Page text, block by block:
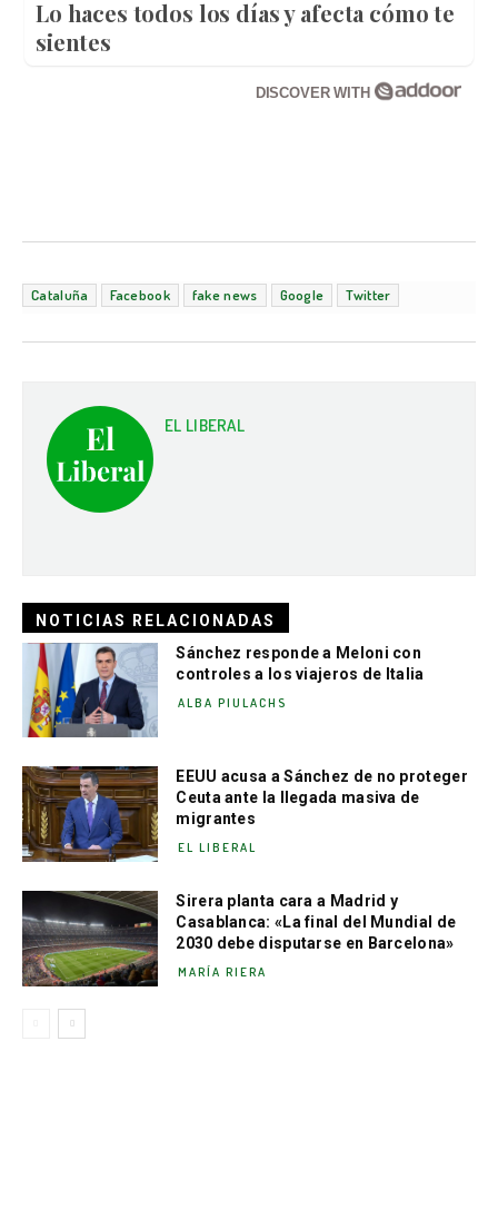
Lo haces todos los días y afecta cómo te
sientes
DISCOVER WITH
Cataluña Facebook fake news Google Twitter
EL LIBERAL
NOTICIAS RELACIONADAS
Sánchez responde a Meloni con
controles a los viajeros de Italia
ALBA PIULACHS
EEUU acusa a Sánchez de no proteger
Ceuta ante la llegada masiva de
migrantes
EL LIBERAL
Sirera planta cara a Madrid y
Casablanca: «La final del Mundial de
2030 debe disputarse en Barcelona»
MARÍA RIERA